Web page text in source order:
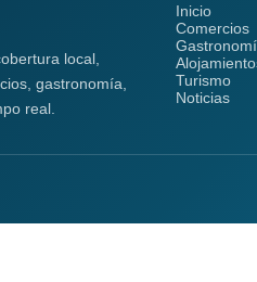
local,
gastronomía,
real.
Inicio
Comercios
Turismo
Noticias